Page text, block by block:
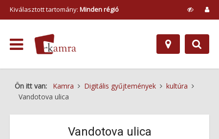
Kiválasztott tartomány: Minden régió
Ön itt van: Kamra Digitális gyűjtemények
kultúra
Vandotova ulica
Vandotova ulica